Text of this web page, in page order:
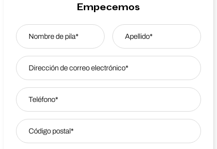
Empecemos
Name
Nombre
Email Address
Phone
Zip Code